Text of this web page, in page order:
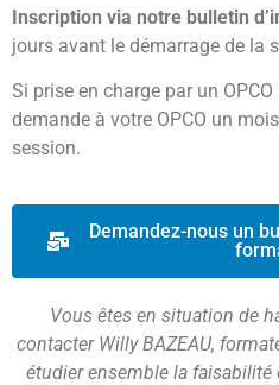
Inscription via notre bulletin
jours avant le démarrage de la
Si prise en charge par un
demande à votre OPCO un
session.
Demandez-nous un
Vous êtes en situation de
contacter Willy BAZEAU,
étudier ensemble la faisabilité